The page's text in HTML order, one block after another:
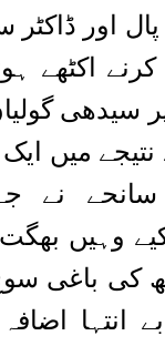
اور
اکٹھے
میں ایک
سانحے نے
وہیں
کی باغی
انتہا